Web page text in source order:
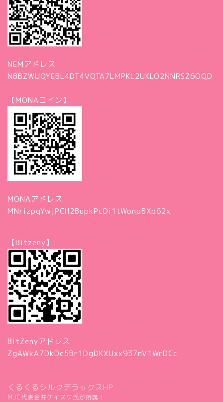
NEMアドレス
NBBZWUQYEBL4DT4VQTA7LMPKL2UKLO2NNRSZ6OQD
【MONAコイン】
MONAアドレス
MNrizpqYwjPCH2BupkPcDi1tWonpBXp62x
【Bitzeny】
BitZenyアドレス
ZgAWkA7DkDc5Br1DgDKXUxx937nV1WrDCc
くるくるシルクデラックスHP
MJC代表金井ケイスケ氏が所属！